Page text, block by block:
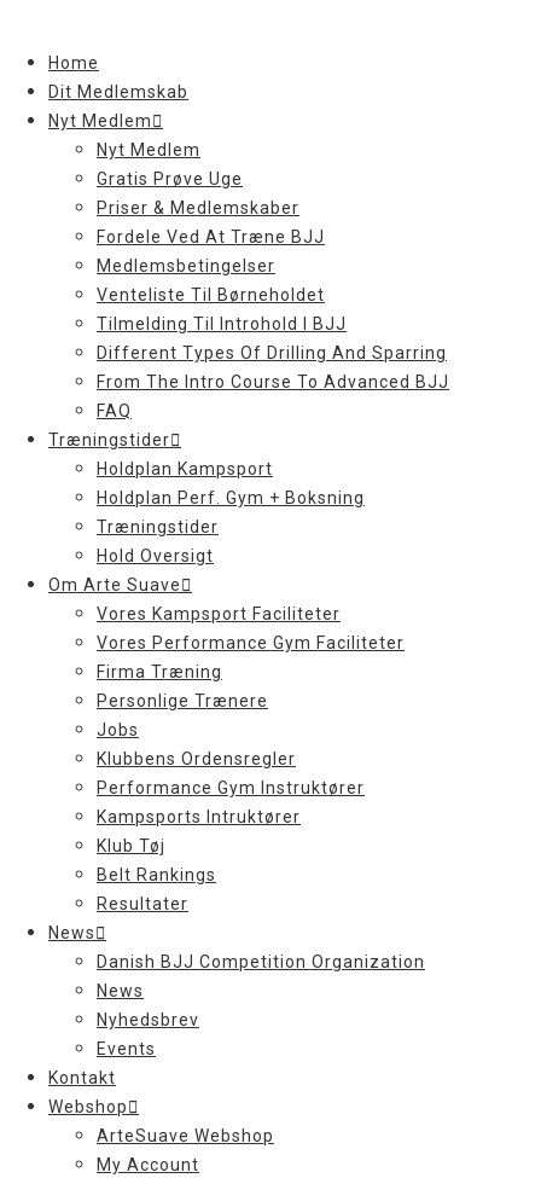
contentHome
Dit Medlemskab
Nyt Medlem
Nyt Medlem
Gratis Prøve Uge
Priser & Medlemskaber
Fordele Ved At Træne BJJ
Medlemsbetingelser
Venteliste Til Børneholdet
Tilmelding Til Introhold I BJJ
Different Types Of Drilling And Sparring
From The Intro Course To Advanced BJJ
FAQ
Træningstider
Holdplan Kampsport
Holdplan Perf. Gym + Boksning
Træningstider
Hold Oversigt
Om Arte Suave
Vores Kampsport Faciliteter
Vores Performance Gym Faciliteter
Firma Træning
Personlige Trænere
Jobs
Klubbens Ordensregler
Performance Gym Instruktører
Kampsports Intruktører
Klub Tøj
Belt Rankings
Resultater
News
Danish BJJ Competition Organization
News
Nyhedsbrev
Events
Kontakt
Webshop
ArteSuave Webshop
My Account